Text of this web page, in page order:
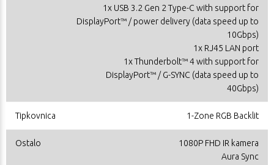
1x USB 3.2 Gen 2 Type-C with support for
DisplayPort™ / power delivery (data speed up to
10Gbps)
1x RJ45 LAN port
1x Thunderbolt™ 4 with support for
DisplayPort™ / G-SYNC (data speed up to
40Gbps)
Tipkovnica 1-Zone RGB Backlit
Ostalo
1080P FHD IR kamera
Aura Sync